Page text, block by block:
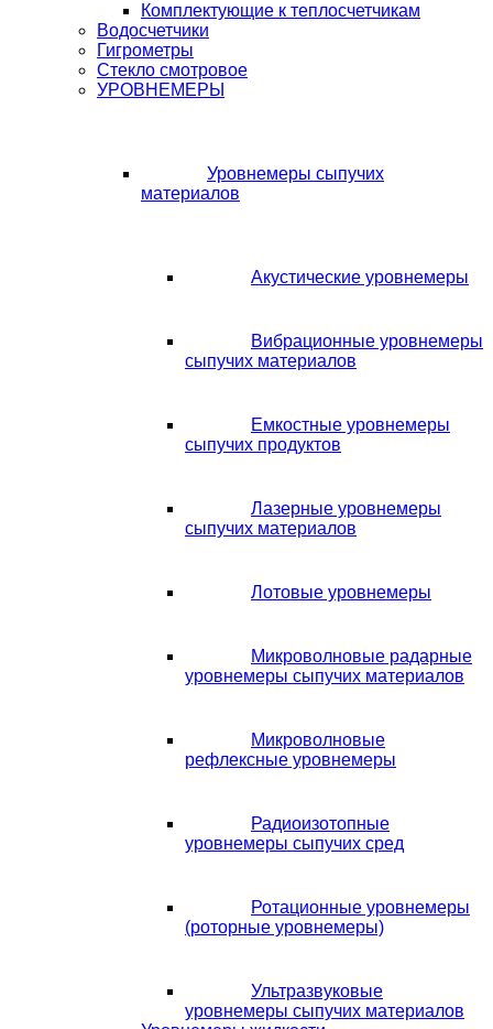
Комплектующие к теплосчетчикам
Водосчетчики
Гигрометры
Стекло смотровое
УРОВНЕМЕРЫ
Уровнемеры сыпучих
материалов
Акустические уровнемеры
Вибрационные уровнемеры
сыпучих материалов
Емкостные уровнемеры
сыпучих продуктов
Лазерные уровнемеры
сыпучих материалов
Лотовые уровнемеры
Микроволновые радарные
уровнемеры сыпучих материалов
Микроволновые
рефлексные уровнемеры
Радиоизотопные
уровнемеры сыпучих сред
Ротационные уровнемеры
(роторные уровнемеры)
Ультразвуковые
уровнемеры сыпучих материалов